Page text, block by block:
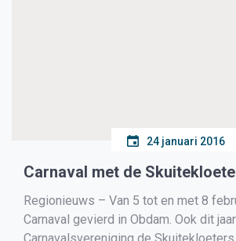
24 januari 2016
Carnaval met de
Regionieuws – Van 5 tot en met 8
Carnaval gevierd in Obdam. Ook dit